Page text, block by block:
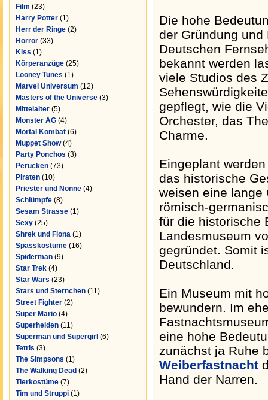
Film (23)
Harry Potter (1)
Herr der Ringe (2)
Horror (33)
Kiss (1)
Körperanzüge (25)
Looney Tunes (1)
Marvel Universum (12)
Masters of the Universe (3)
Mittelalter (5)
Monster AG (4)
Mortal Kombat (6)
Muppet Show(4)
Party Ponchos (3)
Perücken (73)
Piraten (10)
Priester und Nonne (4)
Schlümpfe (8)
Sesam Strasse (1)
Sexy (25)
Shrek und Fiona (1)
Spasskostüme (16)
Spiderman (9)
Star Trek (4)
Star Wars (23)
Stars und Sternchen (11)
Street Fighter (2)
Super Mario (4)
Superhelden (11)
Superman und Supergirl (6)
Tetris (3)
The Simpsons (1)
The Walking Dead (2)
Tierkostüme (7)
Tim und Struppi (1)
Die hohe
der Gründung
Deutschen
bekannt werden
viele Studios des
gepflegt, wie die
Orchester, das
Charme.
Eingeplant
das historische
weisen eine lange
römisch-
für die historische
Landesmuseum
gegründet. Somit
Deutschland.
Ein Museum mit
bewundern. Im
eine hohe
zunächst ja Ruhe
Weiberfastnacht
Hand der Narren.